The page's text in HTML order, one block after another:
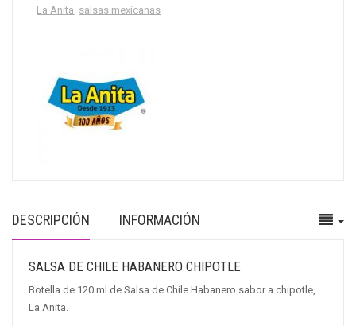
La Anita, salsas mexicanas
DESCRIPCIÓN INFORMACIÓN
SALSA DE CHILE HABANERO CHIPOTLE
Botella de 120 ml de Salsa de Chile Habanero sabor a chipotle,
La Anita.